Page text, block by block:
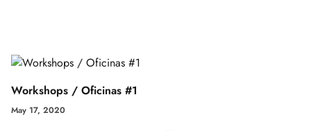
Workshops / Oficinas #1
May 17, 2020